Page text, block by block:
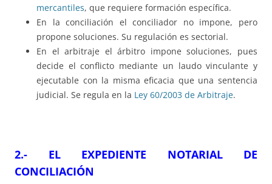
mercantiles, que requiere formación específica.
En la conciliación el conciliador no impone, pero
propone soluciones. Su regulación es sectorial.
En el arbitraje el árbitro impone soluciones, pues
decide el conflicto mediante un laudo vinculante y
ejecutable con la misma eficacia que una sentencia
judicial. Se regula en la Ley 60/2003 de Arbitraje.
2.- EL EXPEDIENTE NOTARIAL DE
CONCILIACIÓN